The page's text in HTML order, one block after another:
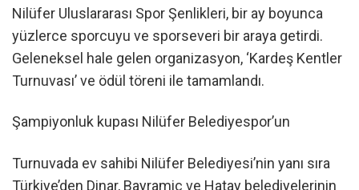
Nilüfer Uluslararası Spor Şenlikleri, bir ay boyunca
yüzlerce sporcuyu ve sporseveri bir araya getirdi.
Geleneksel hale gelen organizasyon, ‘Kardeş Kentler
Turnuvası’ ve ödül töreni ile tamamlandı.
Şampiyonluk kupası Nilüfer Belediyespor’un
Turnuvada ev sahibi Nilüfer Belediyesi’nin yanı sıra
Türkiye’den Dinar, Bayramiç ve Hatay belediyelerinin